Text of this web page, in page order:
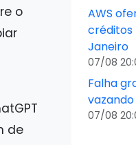
o
de
AWS
créditos
Janeiro
07/08
Falha
vazando
07/08